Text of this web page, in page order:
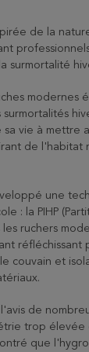
de la
surmortalité
modernes
sa vie à mettre
de l'habitat
une
: la PIHP
les ruchers
réfléchissant
couvain et
de
trop élevée
que